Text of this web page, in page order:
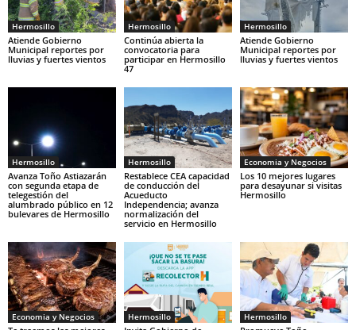
Hermosillo
Atiende Gobierno
Municipal reportes por
lluvias y fuertes vientos
Hermosillo
Continúa abierta la
convocatoria para
participar en Hermosillo
47
Hermosillo
Atiende Gobierno
Municipal reportes por
lluvias y fuertes vientos
Hermosillo
Avanza Toño Astiazarán
con segunda etapa de
telegestión del
alumbrado público en 12
bulevares de Hermosillo
Hermosillo
Restablece CEA capacidad
de conducción del
Acueducto
Independencia; avanza
normalización del
servicio en Hermosillo
Economia y Negocios
Los 10 mejores lugares
para desayunar si visitas
Hermosillo
Economia y Negocios Hermosillo Hermosillo